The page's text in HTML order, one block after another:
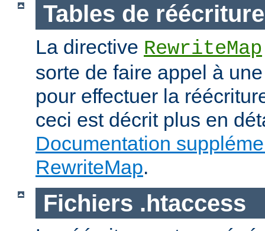
Tables de réécriture
La directive RewriteMap
sorte de faire appel à
pour effectuer la
ceci est décrit plus en
Documentation
RewriteMap.
Fichiers .htaccess